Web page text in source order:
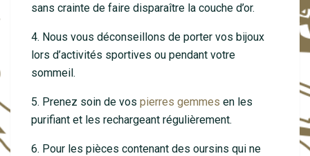
sans crainte de faire disparaître la couche d’or.
4. Nous vous déconseillons de porter vos bijoux
lors d’activités sportives ou pendant votre
sommeil.
5. Prenez soin de vos pierres gemmes en les
purifiant et les rechargeant régulièrement.
6. Pour les pièces contenant des oursins qui ne